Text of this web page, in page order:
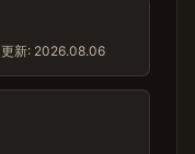
更新: 2026.08.06